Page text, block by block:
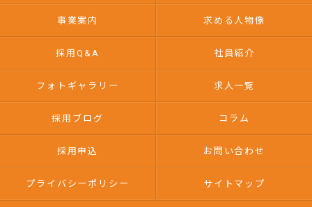
事業案内 求める人物像
採用Q&A 社員紹介
フォトギャラリー 求人一覧
採用ブログ コラム
採用申込 お問い合わせ
プライバシーポリシー サイトマップ